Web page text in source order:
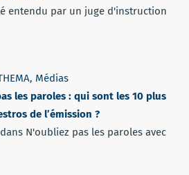
entendu par un juge d'instruction
, Médias
les paroles : qui sont les 10 plus
de l’émission ?
N'oubliez pas les paroles avec